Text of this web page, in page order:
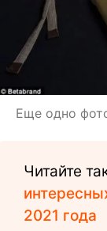
Еще одно
Читайте
2021 года